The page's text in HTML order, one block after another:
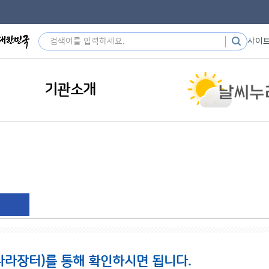
사이
기관소개
장터)를 통해 확인하시면 됩니다.